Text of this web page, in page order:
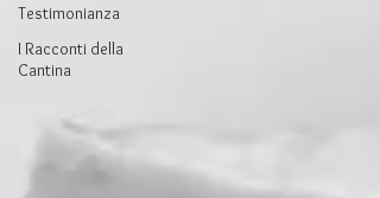
Testimonianza
I Racconti della
Cantina